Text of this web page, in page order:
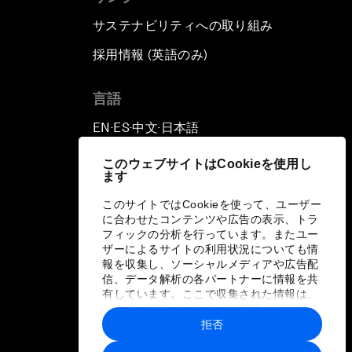
このウェブサイトはCookieを使用し
ます
このサイトではCookieを使って、ユーザー
に合わせたコンテンツや広告の表示、トラ
フィックの分析を行っています。またユー
ザーによるサイトの利用状況についても情
報を収集し、ソーシャルメディアや広告配
信、データ解析の各パートナーに情報を共
有しています。ここで収集された情報は、
ユーザーが各パートナーに提供した他の情
報や各パートナーのサービスを使用した際
に収集された情報と組み合わされ、各パー
拒否
サステナビリティへの取り組み
採用情報 (英語のみ)
言語
EN ▪ ES▪中文▪ 日本語